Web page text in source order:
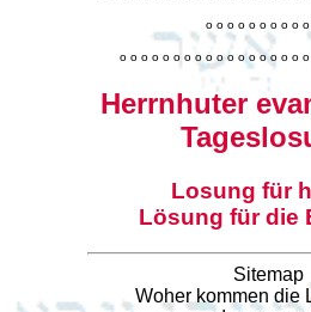
o o o o o o o o o o
o o o o o o o o o o o o o o o o o o
Herrnhuter
Losung für
Lösung für die
Sitemap
Woher kommen die